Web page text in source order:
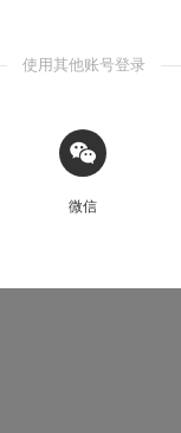
差强人
使用其他账号登录
微信